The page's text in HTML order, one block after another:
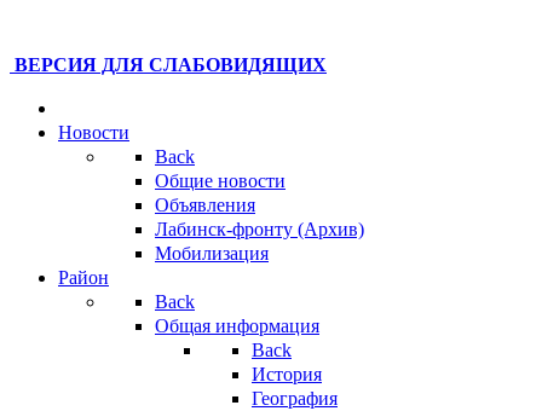
ВЕРСИЯ ДЛЯ СЛАБОВИДЯЩИХ
Новости
Back
Общие новости
Объявления
Лабинск-фронту (Архив)
Мобилизация
Район
Back
Общая информация
Back
История
География